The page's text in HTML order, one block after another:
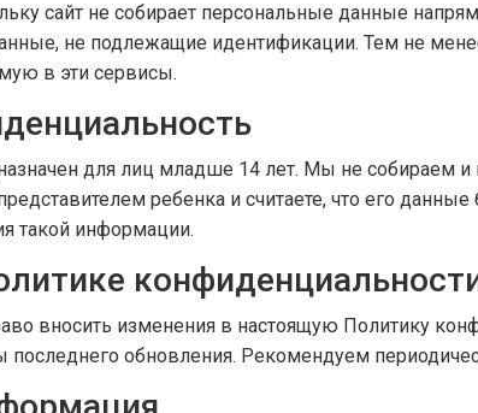
сайт не собирает персональные данные
не подлежащие идентификации. Тем не
в эти сервисы.
для лиц младше 14 лет. Мы не собираем
ребенка и считаете, что его
такой информации.
вносить изменения в настоящую Политику
последнего обновления. Рекомендуем